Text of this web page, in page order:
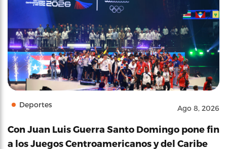
Deportes Ago 8, 2026
Con Juan Luis Guerra Santo Domingo pone fin
a los Juegos Centroamericanos y del Caribe